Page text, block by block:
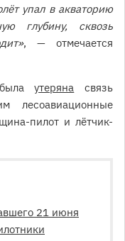
упал в акваторию
глубину, сквозь
, — отмечается
утеряна связь
лесоавиационные
пилот и лётчик-
21 июня